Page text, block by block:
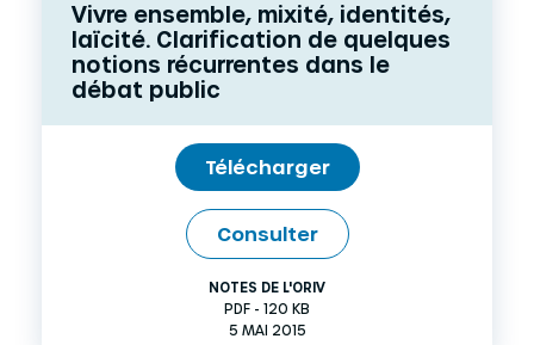
Vivre ensemble, mixité, identités,
laïcité. Clarification de quelques
notions récurrentes dans le
débat public
Télécharger
Consulter
NOTES DE L'ORIV
PDF - 120 KB
5 MAI 2015